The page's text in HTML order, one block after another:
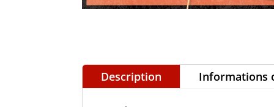
Description Informations